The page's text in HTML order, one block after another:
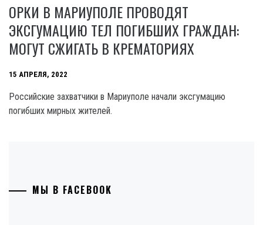
ОРКИ В МАРИУПОЛЕ ПРОВОДЯТ
ЭКСГУМАЦИЮ ТЕЛ ПОГИБШИХ ГРАЖДАН:
МОГУТ СЖИГАТЬ В КРЕМАТОРИЯХ
15 АПРЕЛЯ, 2022
Российские захватчики в Мариуполе начали эксгумацию
погибших мирных жителей.
МЫ В FACEBOOK